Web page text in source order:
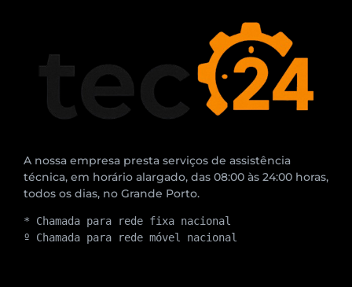
A nossa empresa presta serviços de assistência
técnica, em horário alargado, das 08:00 às 24:00 horas,
todos os dias, no Grande Porto.
* Chamada para rede fixa nacional
º Chamada para rede móvel nacional